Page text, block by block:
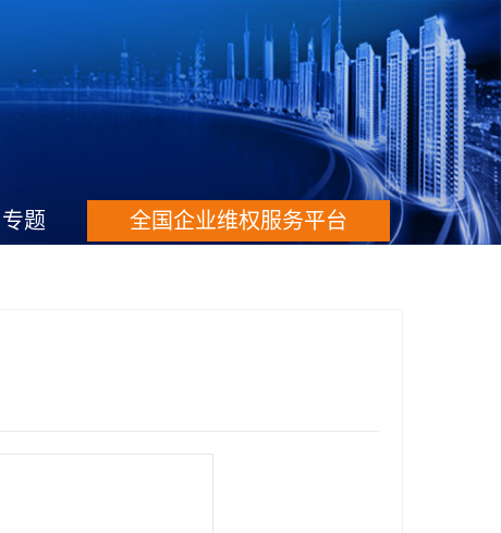
专题 全国企业维权服务平台